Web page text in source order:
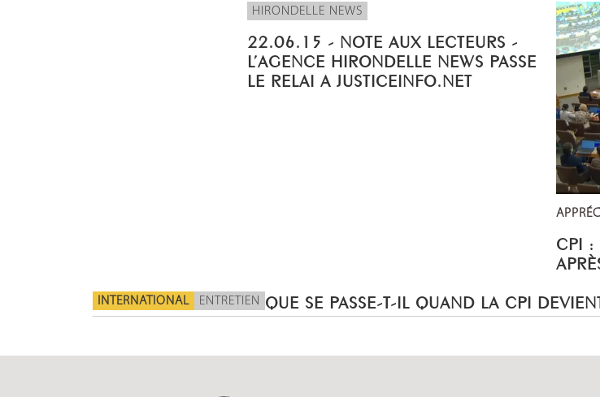
HIRONDELLE NEWS
22.06.15 - NOTE AUX LECTEURS -
L’AGENCE HIRONDELLE NEWS PASSE
LE RELAI A JUSTICEINFO.NET
CPI :
INTERNATIONAL ENTRETIEN QUE SE PASSE-T-IL QUAND LA CPI